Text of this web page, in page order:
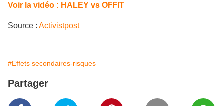
Voir la vidéo : HALEY vs OFFIT
Source : Activistpost
#Effets secondaires-risques
Partager